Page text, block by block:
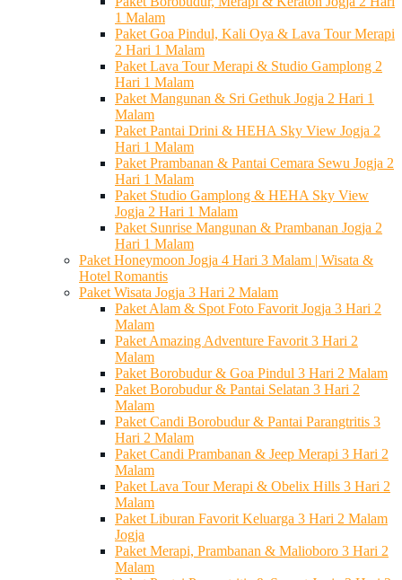
1 Malam
Paket Goa Pindul, Kali Oya & Lava Tour Merapi
2 Hari 1 Malam
Paket Lava Tour Merapi & Studio Gamplong 2
Hari 1 Malam
Paket Mangunan & Sri Gethuk Jogja 2 Hari 1
Malam
Paket Pantai Drini & HEHA Sky View Jogja 2
Hari 1 Malam
Paket Prambanan & Pantai Cemara Sewu Jogja 2
Hari 1 Malam
Paket Studio Gamplong & HEHA Sky View
Jogja 2 Hari 1 Malam
Paket Sunrise Mangunan & Prambanan Jogja 2
Hari 1 Malam
Paket Honeymoon Jogja 4 Hari 3 Malam | Wisata &
Hotel Romantis
Paket Wisata Jogja 3 Hari 2 Malam
Paket Alam & Spot Foto Favorit Jogja 3 Hari 2
Malam
Paket Amazing Adventure Favorit 3 Hari 2
Malam
Paket Borobudur & Goa Pindul 3 Hari 2 Malam
Paket Borobudur & Pantai Selatan 3 Hari 2
Malam
Paket Candi Borobudur & Pantai Parangtritis 3
Hari 2 Malam
Paket Candi Prambanan & Jeep Merapi 3 Hari 2
Malam
Paket Lava Tour Merapi & Obelix Hills 3 Hari 2
Malam
Paket Liburan Favorit Keluarga 3 Hari 2 Malam
Jogja
Paket Merapi, Prambanan & Malioboro 3 Hari 2
Malam